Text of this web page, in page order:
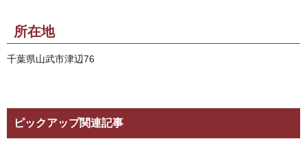
所在地
千葉県山武市津辺76
ピックアップ関連記事